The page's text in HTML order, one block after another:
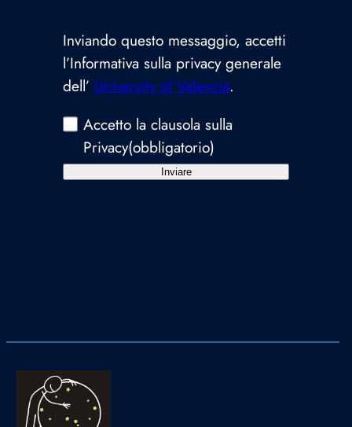
Inviando questo messaggio, accetti
l’Informativa sulla privacy generale
dell’ University of Valencia.
Accetto la clausola sulla
Privacy(obbligatorio)
Inviare